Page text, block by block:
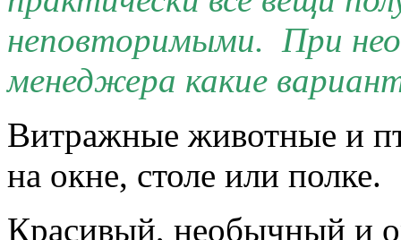
неповторимыми. При
менеджера какие
Витражные животные и
на окне, столе или полке.
Красивый, необычный и